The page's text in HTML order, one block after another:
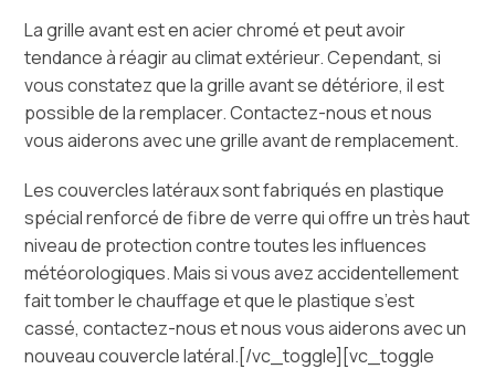
La grille avant est en acier chromé et peut avoir
tendance à réagir au climat extérieur. Cependant, si
vous constatez que la grille avant se détériore, il est
possible de la remplacer. Contactez-nous et nous
vous aiderons avec une grille avant de remplacement.
Les couvercles latéraux sont fabriqués en plastique
spécial renforcé de fibre de verre qui offre un très haut
niveau de protection contre toutes les influences
météorologiques. Mais si vous avez accidentellement
fait tomber le chauffage et que le plastique s’est
cassé, contactez-nous et nous vous aiderons avec un
nouveau couvercle latéral.[/vc_toggle][vc_toggle